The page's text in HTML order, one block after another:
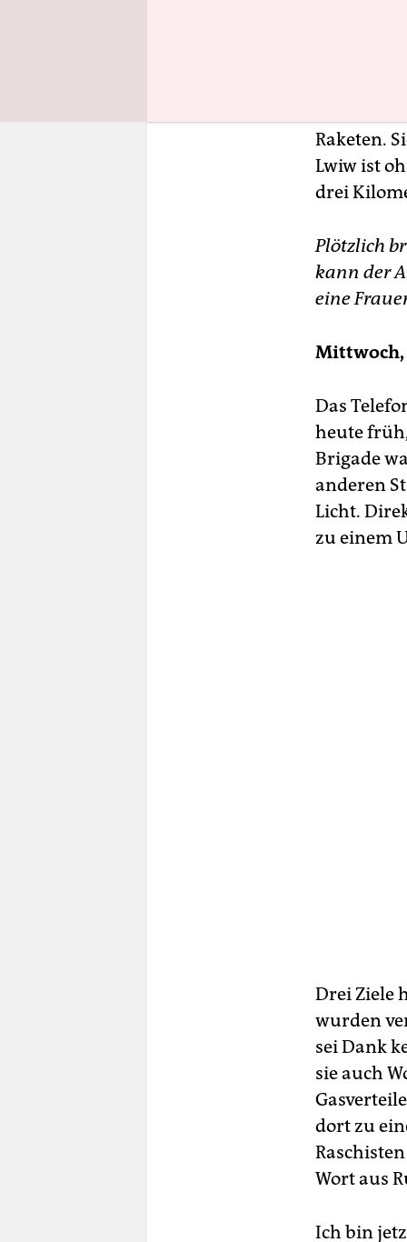
Raketen.
Lwiw ist
drei
Plötzlich
kann der
eine
Mittwoch,
Das
heute
Brigade
anderen
Licht.
zu einem
Drei Ziele
wurden
sei Dank
sie auch
dort zu
Wort aus
Ich bin